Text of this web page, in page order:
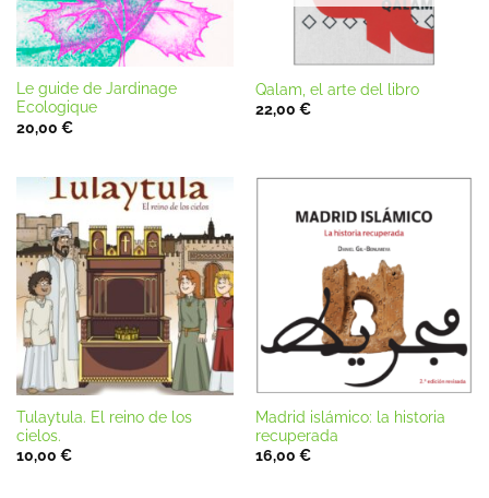
Le guide de Jardinage
Ecologique
20,00 €
Qalam, el arte del libro
22,00 €
Tulaytula. El reino de los
cielos.
10,00 €
Madrid islámico: la historia
recuperada
16,00 €